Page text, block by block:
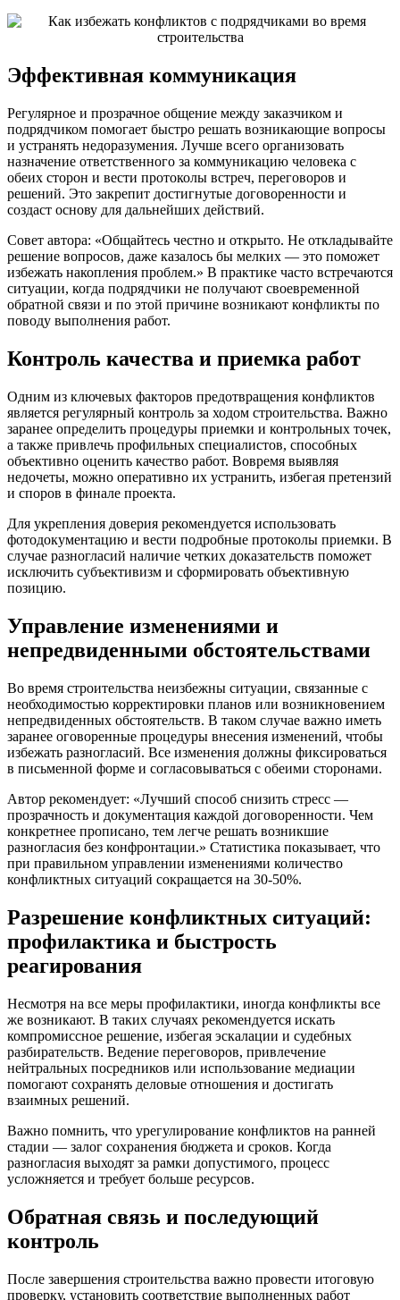
Эффективная коммуникация
Регулярное и прозрачное общение между заказчиком и
подрядчиком помогает быстро решать возникающие вопросы
и устранять недоразумения. Лучше всего организовать
назначение ответственного за коммуникацию человека с
обеих сторон и вести протоколы встреч, переговоров и
решений. Это закрепит достигнутые договоренности и
создаст основу для дальнейших действий.
Совет автора: «Общайтесь честно и открыто. Не откладывайте
решение вопросов, даже казалось бы мелких — это поможет
избежать накопления проблем.» В практике часто встречаются
ситуации, когда подрядчики не получают своевременной
обратной связи и по этой причине возникают конфликты по
поводу выполнения работ.
Контроль качества и приемка работ
Одним из ключевых факторов предотвращения конфликтов
является регулярный контроль за ходом строительства. Важно
заранее определить процедуры приемки и контрольных точек,
а также привлечь профильных специалистов, способных
объективно оценить качество работ. Вовремя выявляя
недочеты, можно оперативно их устранить, избегая претензий
и споров в финале проекта.
Для укрепления доверия рекомендуется использовать
фотодокументацию и вести подробные протоколы приемки. В
случае разногласий наличие четких доказательств поможет
исключить субъективизм и сформировать объективную
позицию.
Управление изменениями и
непредвиденными обстоятельствами
Во время строительства неизбежны ситуации, связанные с
необходимостью корректировки планов или возникновением
непредвиденных обстоятельств. В таком случае важно иметь
заранее оговоренные процедуры внесения изменений, чтобы
избежать разногласий. Все изменения должны фиксироваться
в письменной форме и согласовываться с обеими сторонами.
Автор рекомендует: «Лучший способ снизить стресс —
прозрачность и документация каждой договоренности. Чем
конкретнее прописано, тем легче решать возникшие
разногласия без конфронтации.» Статистика показывает, что
при правильном управлении изменениями количество
конфликтных ситуаций сокращается на 30-50%.
Разрешение конфликтных ситуаций:
профилактика и быстрость
реагирования
Несмотря на все меры профилактики, иногда конфликты все
же возникают. В таких случаях рекомендуется искать
компромиссное решение, избегая эскалации и судебных
разбирательств. Ведение переговоров, привлечение
нейтральных посредников или использование медиации
помогают сохранять деловые отношения и достигать
взаимных решений.
Важно помнить, что урегулирование конфликтов на ранней
стадии — залог сохранения бюджета и сроков. Когда
разногласия выходят за рамки допустимого, процесс
усложняется и требует больше ресурсов.
Обратная связь и последующий
контроль
После завершения строительства важно провести итоговую
проверку, установить соответствие выполненных работ